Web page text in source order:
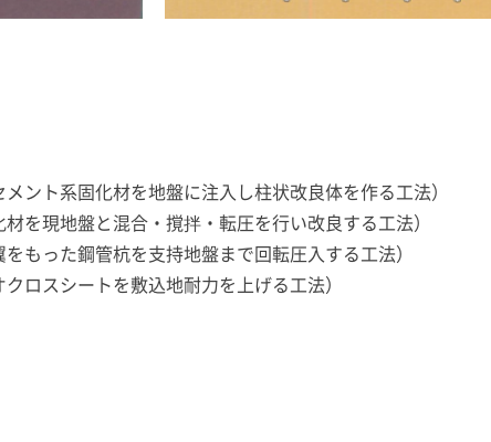
ント系固化材を地盤に注入し柱状改良体を作る工法）
を現地盤と混合・撹拌・転圧を行い改良する工法）
もった鋼管杭を支持地盤まで回転圧入する工法）
ロスシートを敷込地耐力を上げる工法）